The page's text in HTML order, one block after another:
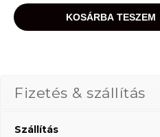
KOSÁRBA TESZEM
Fizetés & szállítás
Szállítás